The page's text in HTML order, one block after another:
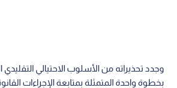
وجدد تحذيراته من الأسلوب الاحتيالي
بخطوة واحدة المتمثلة بمتابعة الإجراءات